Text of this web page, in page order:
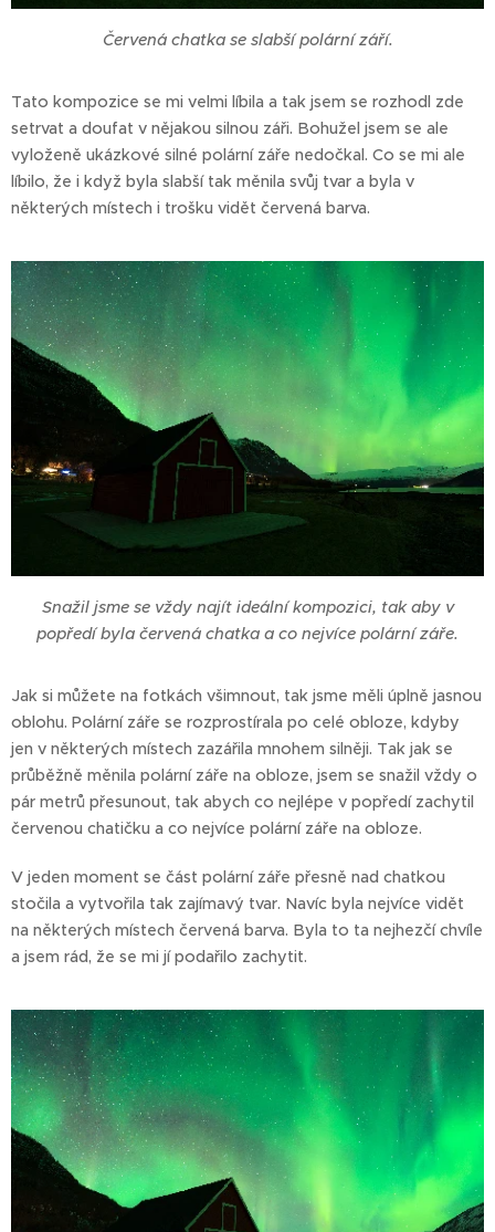
Červená chatka se slabší polární září.
Tato kompozice se mi velmi líbila a tak jsem se rozhodl zde
setrvat a doufat v nějakou silnou záři. Bohužel jsem se ale
vyloženě ukázkové silné polární záře nedočkal. Co se mi ale
líbilo, že i když byla slabší tak měnila svůj tvar a byla v
některých místech i trošku vidět červená barva.
Snažil jsme se vždy najít ideální kompozici, tak aby v
popředí byla červená chatka a co nejvíce polární záře.
Jak si můžete na fotkách všimnout, tak jsme měli úplně jasnou
oblohu. Polární záře se rozprostírala po celé obloze, kdyby
jen v některých místech zazářila mnohem silněji. Tak jak se
průběžně měnila polární záře na obloze, jsem se snažil vždy o
pár metrů přesunout, tak abych co nejlépe v popředí zachytil
červenou chatičku a co nejvíce polární záře na obloze.
V jeden moment se část polární záře přesně nad chatkou
stočila a vytvořila tak zajímavý tvar. Navíc byla nejvíce vidět
na některých místech červená barva. Byla to ta nejhezčí chvíle
a jsem rád, že se mi jí podařilo zachytit.